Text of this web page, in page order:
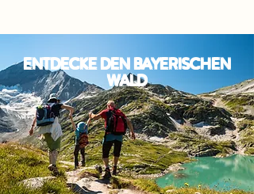
ENTDECKE DEN BAYERISCHEN
WALD